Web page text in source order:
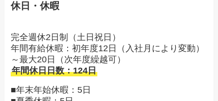
休日・休暇
完全週休2日制（土日祝日）
年間有給休暇：初年度12日（入社月により変動）
～最大20日（次年度繰越可）
年間休日日数：124日
■年末年始休暇：5日